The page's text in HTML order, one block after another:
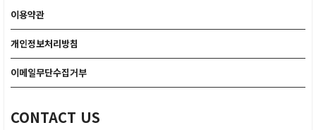
이용약관
개인정보처리방침
이메일무단수집거부
CONTACT US